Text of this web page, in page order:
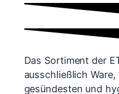
Das Sortiment der
ausschließlich
gesündesten und